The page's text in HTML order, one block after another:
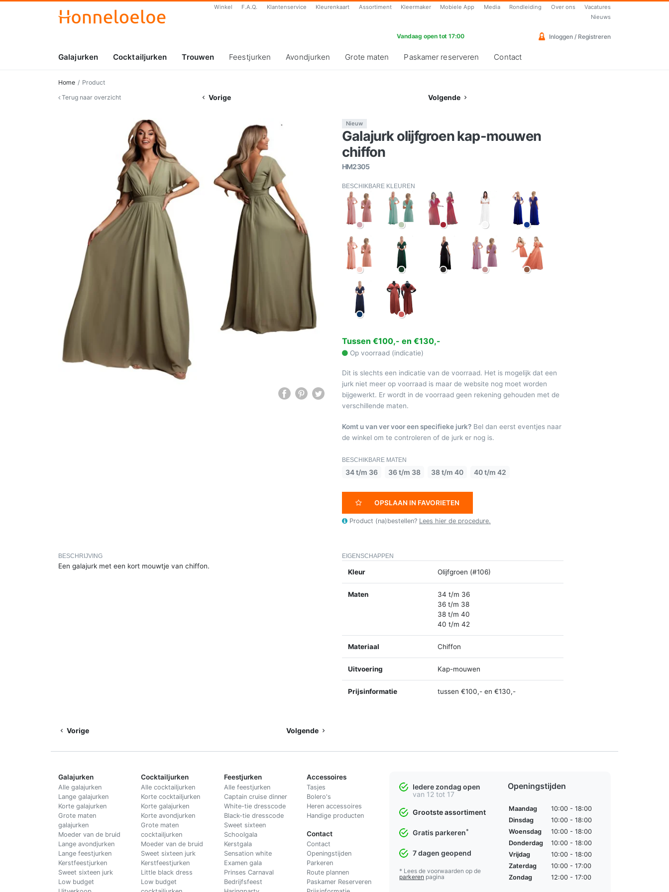
Winkel F.A.Q. Klantenservice Kleurenkaart Assortiment Kleermaker Mobiele App Media Rondleiding Over ons
Vacatures
Nieuws
Vandaag open tot 17:00 Inloggen / Registreren
Galajurken Cocktailjurken Trouwen Feestjurken Avondjurken Grote maten Paskamer reserveren Contact
Home
Product
Terug naar overzicht
Vorige Volgende
Nieuw
Galajurk olijfgroen kap-mouwen
chiffon
HM2305
BESCHIKBARE KLEUREN
Tussen €100,- en €130,-
Op voorraad (indicatie)
Dit is slechts een indicatie van de voorraad. Het is mogelijk dat een
jurk niet meer op voorraad is maar de website nog moet worden
bijgewerkt. Er wordt in de voorraad geen rekening gehouden met de
verschillende maten.
Komt u van ver voor een specifieke jurk? Bel dan eerst eventjes naar
de winkel om te controleren of de jurk er nog is.
BESCHIKBARE MATEN
34 t/m 36 36 t/m 38 38 t/m 40 40 t/m 42
OPSLAAN IN FAVORIETEN
Product (na)bestellen? Lees hier de procedure.
BESCHRIJVING
Een galajurk met een kort mouwtje van chiffon.
EIGENSCHAPPEN
Kleur Olijfgroen (#106)
Maten
34 t/m 36
36 t/m 38
38 t/m 40
40 t/m 42
Materiaal Chiffon
Uitvoering Kap-mouwen
Prijsinformatie tussen €100,- en €130,-
Vorige Volgende
Galajurken
Alle galajurken
Lange galajurken
Korte galajurken
Grote maten
galajurken
Moeder van de bruid
Lange avondjurken
Lange feestjurken
Kerstfeestjurken
Sweet sixteen jurk
Low budget
Cocktailjurken
Alle cocktailjurken
Korte cocktailjurken
Korte galajurken
Korte avondjurken
Grote maten
cocktailjurken
Moeder van de bruid
Sweet sixteen jurk
Kerstfeestjurken
Little black dress
Low budget
Feestjurken
Alle feestjurken
Captain cruise dinner
White-tie dresscode
Black-tie dresscode
Sweet sixteen
Schoolgala
Kerstgala
Sensation white
Examen gala
Prinses Carnaval
Bedrijfsfeest
Accessoires
Tasjes
Bolero's
Heren accessoires
Handige producten
Contact
Contact
Openingstijden
Parkeren
Route plannen
Paskamer Reserveren
Iedere zondag open
van 12 tot 17
Grootste assortiment
Gratis parkeren*
7 dagen geopend
* Lees de voorwaarden op de
parkeren pagina
Openingstijden
Maandag
10:00 - 18:00
Dinsdag
10:00 - 18:00
Woensdag
10:00 - 18:00
Donderdag
10:00 - 18:00
Vrijdag
10:00 - 18:00
Zaterdag
10:00 - 17:00
Zondag
12:00 - 17:00